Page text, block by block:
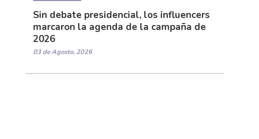
Sin debate presidencial, los influencers
marcaron la agenda de la campaña de
2026
03 de Agosto, 2026